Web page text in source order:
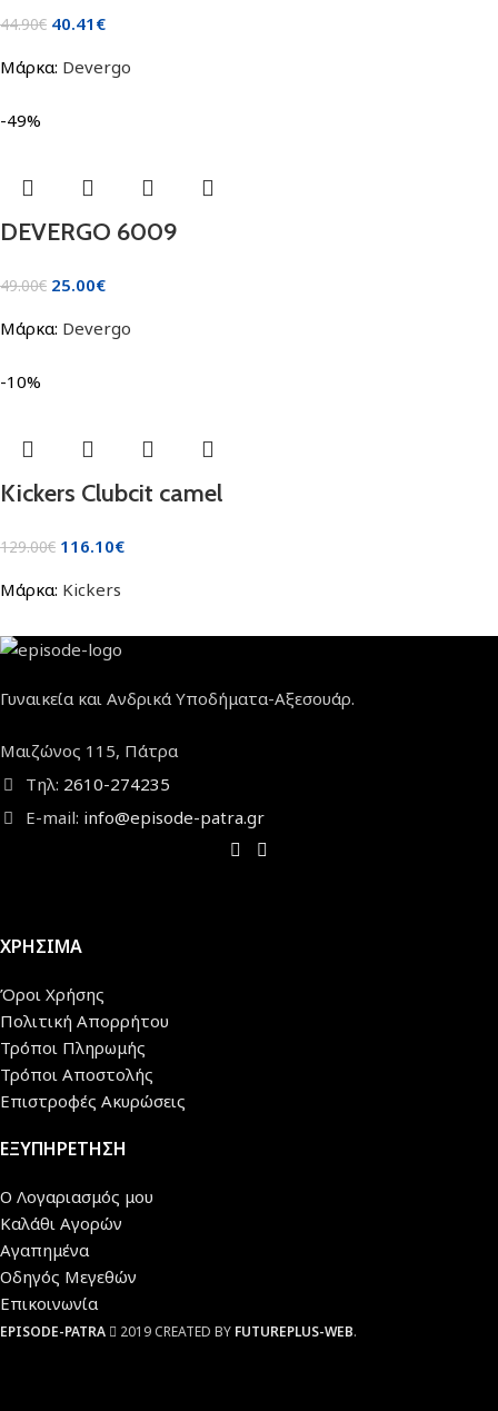
44.90€ 40.41 €
Μάρκα: Devergo
-49%
DEVERGO 6009
49.00€ 25.00€
Μάρκα: Devergo
-10%
Kickers Clubcit camel
129.00€ 116.10€
Μάρκα: Kickers
Γυναικεία και Ανδρικά Υποδήματα-Αξεσουάρ.
Μαιζώνος 115, Πάτρα
Τηλ: 2610-274235
E-mail: info@episode-patra.gr
ΧΡΗΣΙΜΑ
Όροι Χρήσης
Πολιτική Απορρήτου
Τρόποι Πληρωμής
Τρόποι Αποστολής
Επιστροφές Ακυρώσεις
ΕΞΥΠΗΡΕΤΗΣΗ
Ο Λογαριασμός μου
Καλάθι Αγορών
Αγαπημένα
Οδηγός Μεγεθών
Επικοινωνία
EPISODE-PATRA 2019 CREATED BY FUTUREPLUS-WEB.